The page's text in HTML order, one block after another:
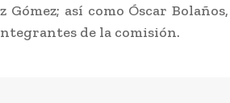
así como Óscar
de la comisión.